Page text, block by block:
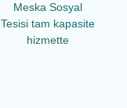
Meska Sosyal
Tesisi tam kapasite
hizmette